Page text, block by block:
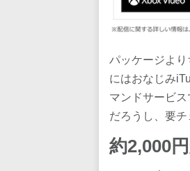
パッケージよ
にはおなじみ
マンドサービ
だろうし、要チ
約2,000